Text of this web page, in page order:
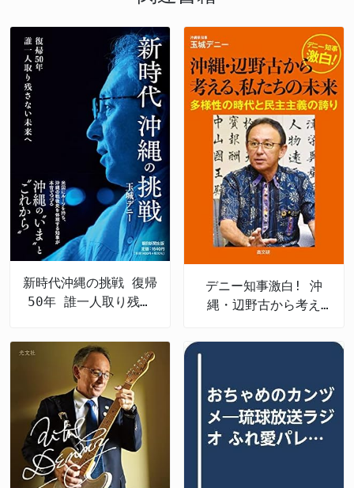
新時代沖縄の挑戦 復帰
50年 誰一人取り残さ
デニー知事激白! 沖
縄・辺野古から考え